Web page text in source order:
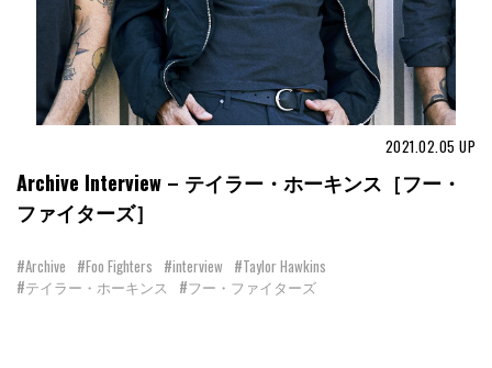
2021.02.05 UP
Archive Interview – テイラー・ホーキンス［フー・
ファイターズ］
#Archive #Foo Fighters #interview #Taylor Hawkins
#テイラー・ホーキンス
#フー・ファイターズ